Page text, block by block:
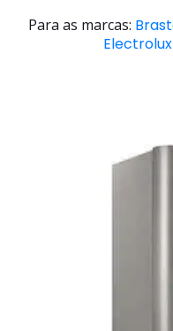
Para as marcas:
Electrolux